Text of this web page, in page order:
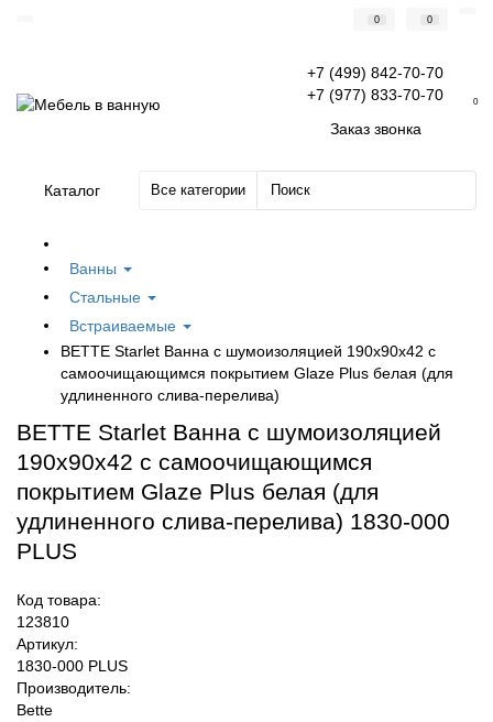
0 0
+7 (499) 842-70-70
+7 (977) 833-70-70
Заказ звонка
0
Каталог Все категории
Ванны
Стальные
Встраиваемые
BETTE Starlet Ванна с шумоизоляцией 190х90х42 с
самоочищающимся покрытием Glaze Plus белая (для
удлиненного слива-перелива)
BETTE Starlet Ванна с шумоизоляцией
190х90х42 с самоочищающимся
покрытием Glaze Plus белая (для
удлиненного слива-перелива) 1830-000
PLUS
Код товара:
123810
Артикул:
1830-000 PLUS
Производитель:
Bette